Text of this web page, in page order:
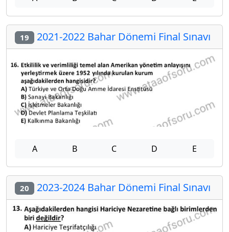
19 2021-2022 Bahar Dönemi Final Sınavı
A B C D E
20 2023-2024 Bahar Dönemi Final Sınavı